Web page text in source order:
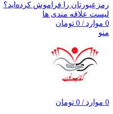
رمزعبورتان را فراموش کرده‌اید؟
لیست علاقه مندی ها
0 موارد /
0 تومان
منو
0 موارد /
0 تومان